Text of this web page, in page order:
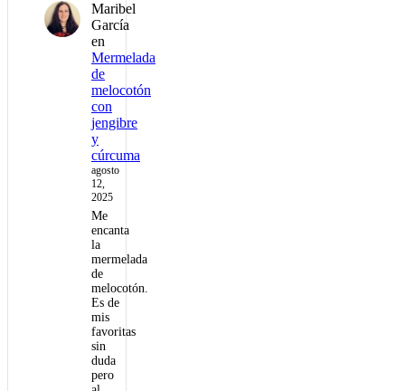
Maribel
García
en
Mermelada
de
melocotón
con
jengibre
y
cúrcuma
agosto
12,
2025
Me
encanta
la
mermelada
de
melocotón.
Es de
mis
favoritas
sin
duda
pero